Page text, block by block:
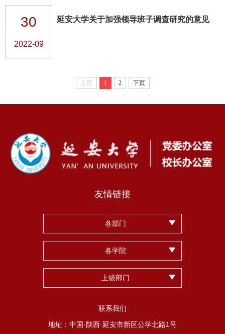
30
2022-09
延安大学关于加强领导班子调查研究的意见
上页 1 2 下页
友情链接
各部门
各学院
上级部门
联系我们
地址：中国·陕西·延安市新区公学北路1号